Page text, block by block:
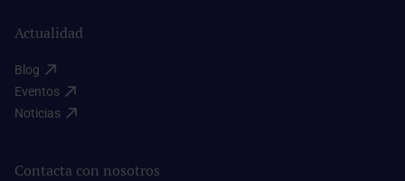
Actualidad
Blog​
Eventos​
Noticias​
Contacta con nosotros